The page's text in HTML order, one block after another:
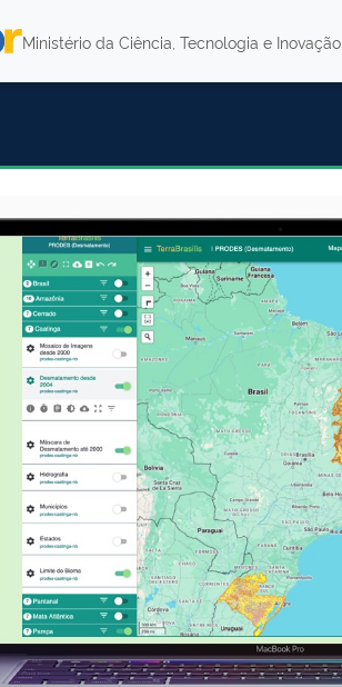
Ministério da Ciência, Tecnologia e Inovação